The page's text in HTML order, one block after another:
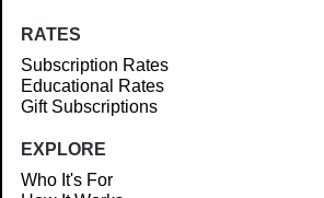
RATES
Subscription Rates
Educational Rates
Gift Subscriptions
EXPLORE
Who It's For